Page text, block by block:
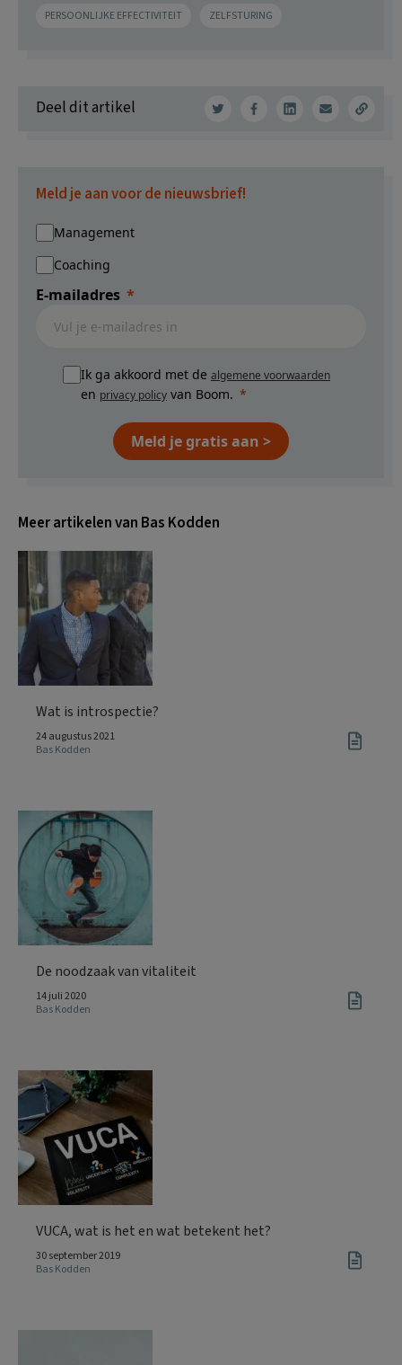
PERSOONLIJKE EFFECTIVITEIT ZELFSTURING
Deel dit artikel
Meld je aan voor de nieuwsbrief!
Management
Coaching
E-mailadres
Ik ga akkoord met de algemene voorwaarden
en privacy policy van Boom.
Meld je gratis aan >
Meer artikelen van Bas Kodden
Wat is introspectie?
24 augustus 2021
Bas Kodden
De noodzaak van vitaliteit
14 juli 2020
Bas Kodden
VUCA, wat is het en wat betekent het?
30 september 2019
Bas Kodden